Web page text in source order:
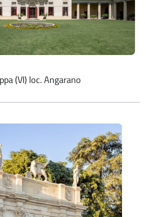
(VI) loc. Angarano